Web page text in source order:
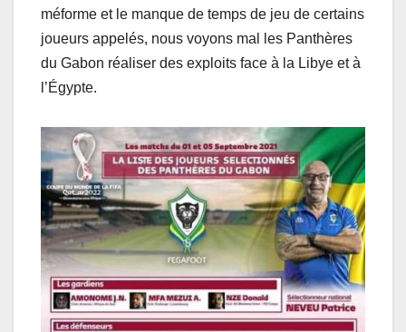
méforme et le manque de temps de jeu de certains
joueurs appelés, nous voyons mal les Panthères
du Gabon réaliser des exploits face à la Libye et à
l’Égypte.